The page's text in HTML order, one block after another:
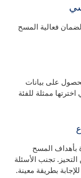
فعالية المسح
على بيانات
ممثلة للفئة
بأهداف المسح
تجنب الأسئلة
بطريقة معينة.